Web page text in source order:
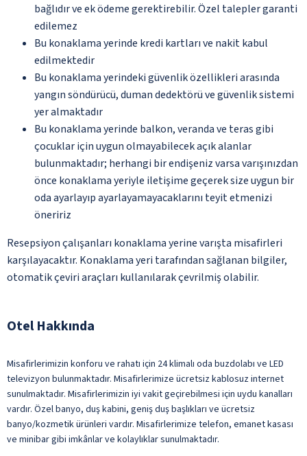
bağlıdır ve ek ödeme gerektirebilir. Özel talepler garanti
edilemez
Bu konaklama yerinde kredi kartları ve nakit kabul
edilmektedir
Bu konaklama yerindeki güvenlik özellikleri arasında
yangın söndürücü, duman dedektörü ve güvenlik sistemi
yer almaktadır
Bu konaklama yerinde balkon, veranda ve teras gibi
çocuklar için uygun olmayabilecek açık alanlar
bulunmaktadır; herhangi bir endişeniz varsa varışınızdan
önce konaklama yeriyle iletişime geçerek size uygun bir
oda ayarlayıp ayarlayamayacaklarını teyit etmenizi
öneririz
Resepsiyon çalışanları konaklama yerine varışta misafirleri
karşılayacaktır. Konaklama yeri tarafından sağlanan bilgiler,
otomatik çeviri araçları kullanılarak çevrilmiş olabilir.
Otel Hakkında
Misafirlerimizin konforu ve rahatı için 24 klimalı oda buzdolabı ve LED
televizyon bulunmaktadır. Misafirlerimize ücretsiz kablosuz internet
sunulmaktadır. Misafirlerimizin iyi vakit geçirebilmesi için uydu kanalları
vardır. Özel banyo, duş kabini, geniş duş başlıkları ve ücretsiz
banyo/kozmetik ürünleri vardır. Misafirlerimize telefon, emanet kasası
ve minibar gibi imkânlar ve kolaylıklar sunulmaktadır.